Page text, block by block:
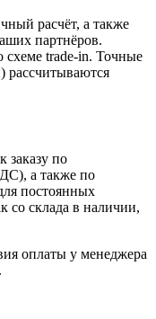
расчёт, а также
партнёров.
trade-in. Точные
рассчитываются
заказу по
а также по
постоянных
со склада в наличии,
оплаты у менеджера